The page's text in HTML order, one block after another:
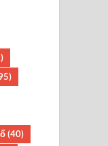
(40)